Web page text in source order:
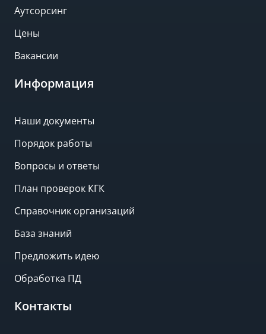
Аутсорсинг
Цены
Вакансии
Информация
Наши документы
Порядок работы
Вопросы и ответы
План проверок КГК
Справочник организаций
База знаний
Предложить идею
Обработка ПД
Контакты